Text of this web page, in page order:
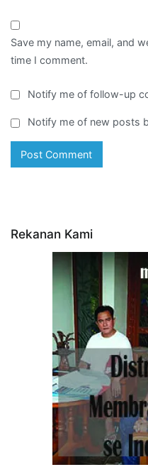
Save my name, email, and
time I comment.
Notify me of follow-up
Notify me of new posts
Rekanan Kami